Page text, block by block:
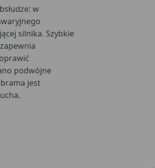
w
silnika. Szybkie
podwójne
jest